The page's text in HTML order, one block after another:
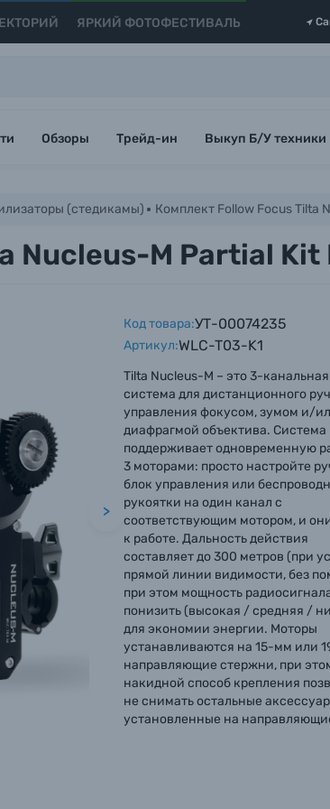
ЯРКИЙ ФОТОФЕСТИВАЛЬ
Обзоры Трейд-ин Выкуп Б/У техники
(стедикамы) Комплект Follow Focus Tilta
Nucleus-M Partial Kit
>
Код товара:УТ-00074235
Артикул:WLC-T03-K1
Tilta Nucleus-M – это 3-канальная
система для дистанционного
управления фокусом, зумом и/
диафрагмой объектива. Система
поддерживает одновременную
3 моторами: просто настройте
блок управления или
рукоятки на один канал с
соответствующим мотором, и
к работе. Дальность действия
составляет до 300 метров (при
прямой линии видимости, без
при этом мощность
понизить (высокая / средняя /
для экономии энергии. Моторы
устанавливаются на 15-мм или
направляющие стержни, при
накидной способ крепления
не снимать остальные
установленные на